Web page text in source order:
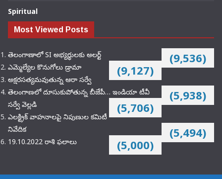
Spiritual
Most Viewed Posts
తెలంగాణాలో SI అభ్యర్థులకు అలర్ట్ (9,536)
ఎమ్మెల్యేల కొనుగోలు డ్రామా (9,127)
అక్షరసత్యమవుతున్న ఆరా సర్వే
(5,938)
తెలంగాణలో దూసుకుపోతున్న బీజేపీ… ఇండియా టీవీ
సర్వే వెల్లడి
(5,706)
ఎలక్ట్రిక్‌ వాహనాలపై నిపుణుల కమిటీ
నివేదిక
(5,494)
19.10.2022 రాశి ఫలాలు (5,000)